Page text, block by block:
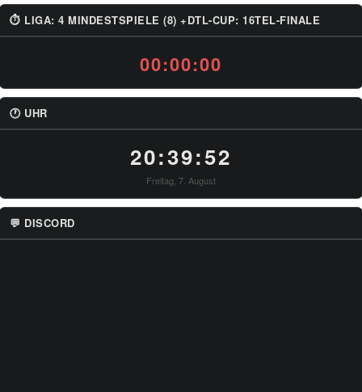
⏱ LIGA: 4 MINDESTSPIELE (8) +DTL-CUP: 16TEL-FINALE
00:00:00
🕐 UHR
20:39:53
Freitag, 7. August
💬 DISCORD